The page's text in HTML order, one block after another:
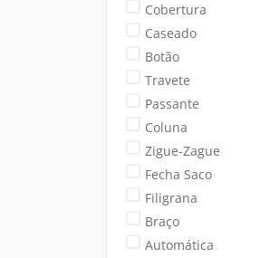
Cobertura
Caseado
Botão
Travete
Passante
Coluna
Zigue-Zague
Fecha Saco
Filigrana
Braço
Automática